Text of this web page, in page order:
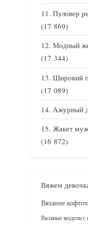
Пуловер
(17 869)
Модный
(17 344)
Широкий
(17 089)
Ажурный
Жакет
(16 872)
Вяжем
Вязание
Вязаные модели